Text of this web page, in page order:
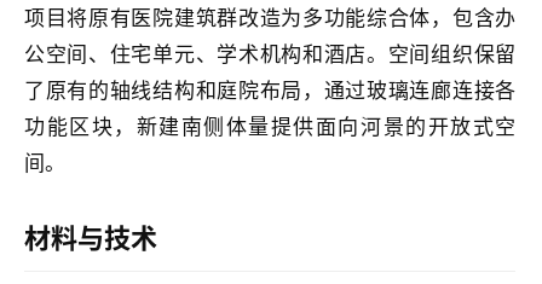
专
教
极
速
作
流
项目将原有医院建筑群改造为多功能综合体，包含办
公空间、住宅单元、学术机构和酒店。空间组织保留
了原有的轴线结构和庭院布局，通过玻璃连廊连接各
功能区块，新建南侧体量提供面向河景的开放式空
间。
材料与技术